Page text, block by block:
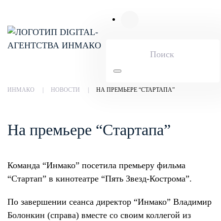
Skip to main content
ИНМАКО НОВОСТИ НА ПРЕМЬЕРЕ “СТАРТАПА”
На премьере “Стартапа”
Команда “Инмако” посетила премьеру фильма
“Стартап” в кинотеатре “Пять Звезд-Кострома”.
По завершении сеанса директор “Инмако” Владимир
Болонкин (справа) вместе со своим коллегой из